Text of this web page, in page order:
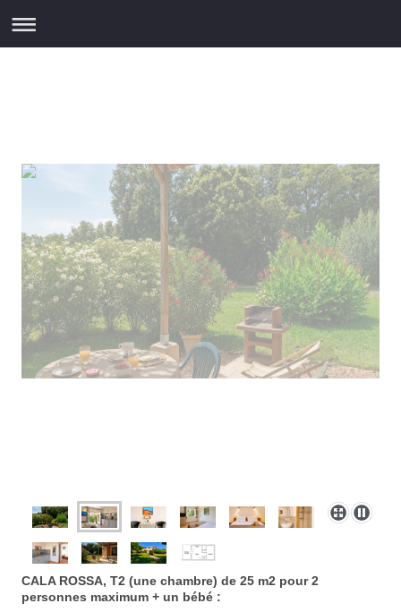
CALA ROSSA, T2 (une chambre) de 25 m2 pour 2
personnes maximum + un bébé :